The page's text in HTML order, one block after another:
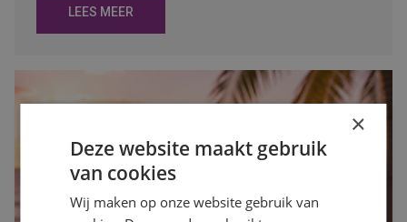
LEES MEER
×
Deze website maakt gebruik
van cookies
Wij maken op onze website gebruik van